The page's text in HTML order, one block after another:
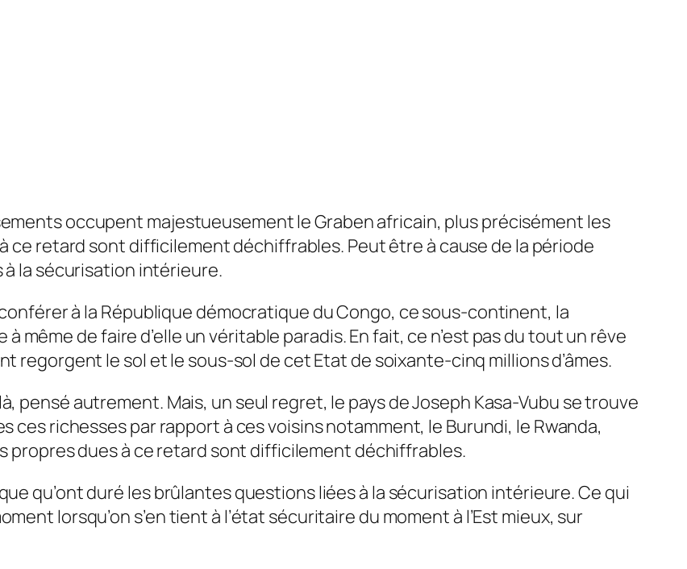
occupent majestueusement le Graben africain, plus précisément les
ce retard sont difficilement déchiffrables. Peut être à cause de la période
à la sécurisation intérieure.
à la République démocratique du Congo, ce sous-continent, la
même de faire d’elle un véritable paradis. En fait, ce n’est pas du tout un rêve
regorgent le sol et le sous-sol de cet Etat de soixante-cinq millions d’âmes.
pensé autrement. Mais, un seul regret, le pays de Joseph Kasa-Vubu se trouve
richesses par rapport à ces voisins notamment, le Burundi, le Rwanda,
propres dues à ce retard sont difficilement déchiffrables.
qu’ont duré les brûlantes questions liées à la sécurisation intérieure. Ce qui
lorsqu’on s’en tient à l’état sécuritaire du moment à l’Est mieux, sur